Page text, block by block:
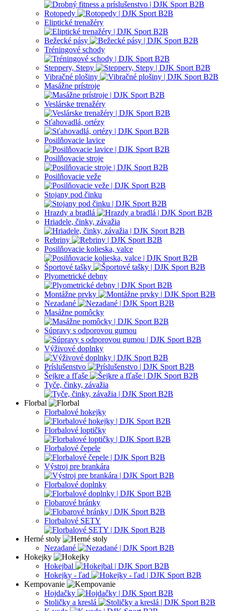
Rotopedy
Eliptické trenažéry
Bežecké pásy
Tréningové schody
Steppery, Stepy
Vibračné plošiny
Masážne prístroje
Veslárske trenažéry
Sťahovadlá, ortézy
Posilňovacie lavice
Posilňovacie stroje
Posilňovacie veže
Stojany pod činku
Hrazdy a bradlá
Hriadele, činky, závažia
Rebriny
Posilňovacie kolieska, valce
Športové tašky
Plyometrické debny
Montážne prvky
Nezadané
Masážne pomôcky
Súpravy s odporovou gumou
Výživové doplnky
Príslušenstvo
Šejkre a fľaše
Tyče, činky, závažia
Florbal
Florbalové hokejky
Florbalové loptičky
Florbalové čepele
Výstroj pre brankára
Florbalové doplnky
Flobarové bránky
Florbalové SETY
Herné stoly
Nezadané
Hokejky
Hokejbal
Hokejky - ľad
Kempovanie
Hojdačky
Stoličky a kreslá